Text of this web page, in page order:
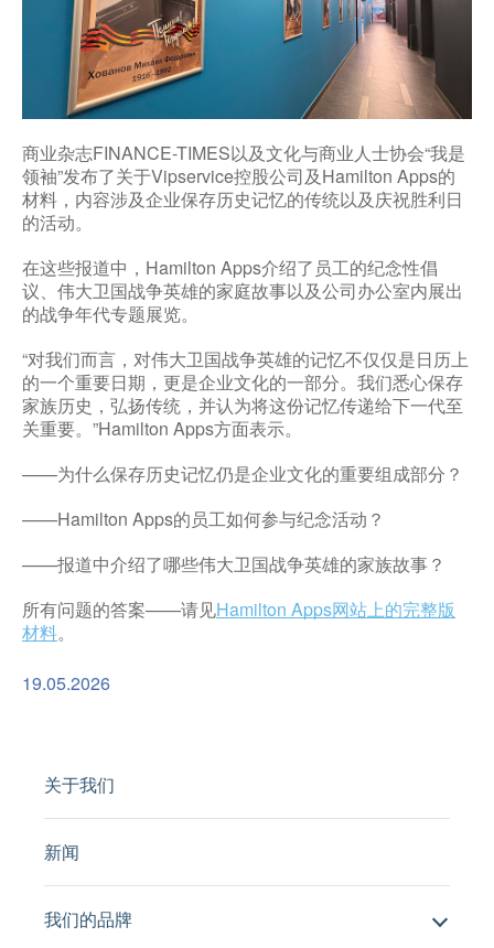
商业杂志FINANCE-TIMES以及文化与商业人士协会“我是
领袖”发布了关于Vipservice控股公司及Hamilton Apps的
材料，内容涉及企业保存历史记忆的传统以及庆祝胜利日
的活动。
在这些报道中，Hamilton Apps介绍了员工的纪念性倡
议、伟大卫国战争英雄的家庭故事以及公司办公室内展出
的战争年代专题展览。
“对我们而言，对伟大卫国战争英雄的记忆不仅仅是日历上
的一个重要日期，更是企业文化的一部分。我们悉心保存
家族历史，弘扬传统，并认为将这份记忆传递给下一代至
关重要。”Hamilton Apps方面表示。
——为什么保存历史记忆仍是企业文化的重要组成部分？
——Hamilton Apps的员工如何参与纪念活动？
——报道中介绍了哪些伟大卫国战争英雄的家族故事？
所有问题的答案——请见Hamilton Apps网站上的完整版
材料。
19.05.2026
关于我们
新闻
我们的品牌